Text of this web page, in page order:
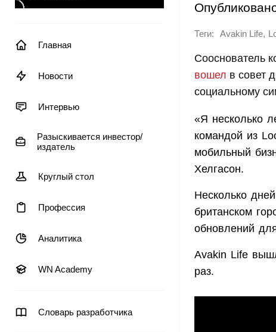
Главная
Новости
Интервью
Разыскивается инвестор/
издатель
Круглый стол
Профессия
Аналитика
WN Academy
Словарь разработчика
Теги: Avakin Life,
Сооснователь
вошел в совет
социальному
«Я несколько
командой из
мобильный
Хелгасон.
Несколько
британском
обновлений
Avakin Life
раз.